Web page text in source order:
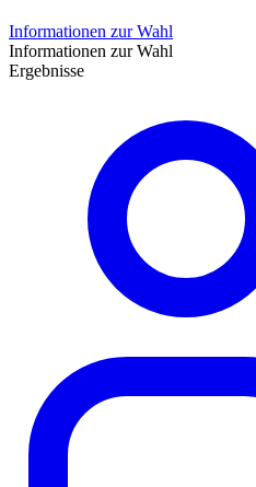
Informationen zur Wahl
Informationen zur Wahl
Ergebnisse